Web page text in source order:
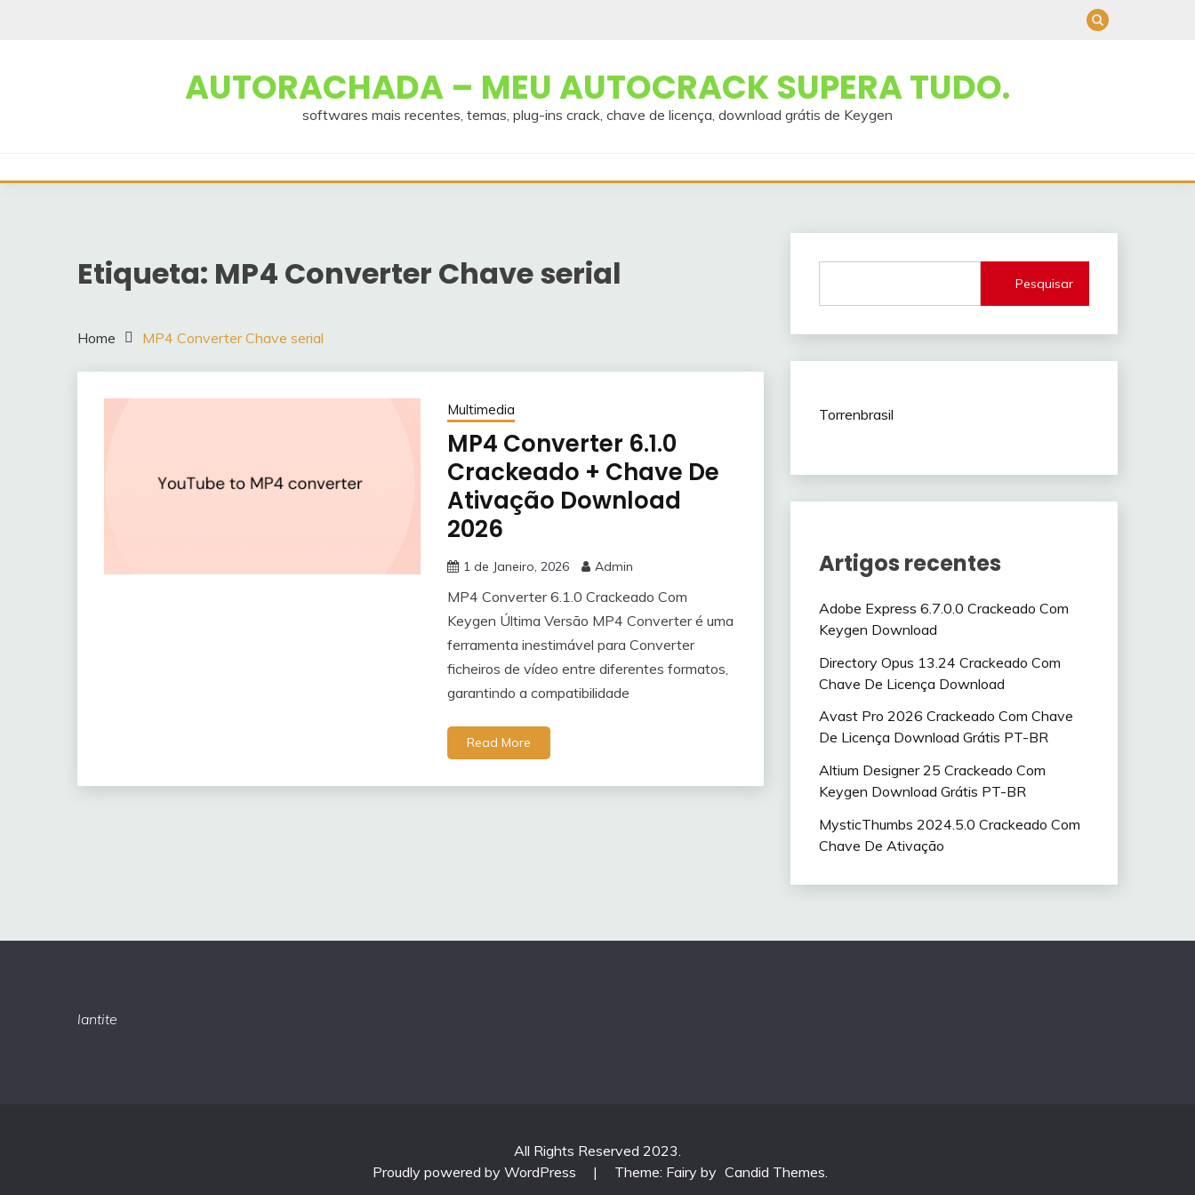
AUTORACHADA – MEU AUTOCRACK SUPERA TUDO.
softwares mais recentes, temas, plug-ins crack, chave de licença, download grátis de Keygen
Etiqueta: MP4 Converter Chave serial
Home MP4 Converter Chave serial
Multimedia
MP4 Converter 6.1.0
Crackeado + Chave De
Ativação Download
2026
1 de Janeiro, 2026 Admin
MP4 Converter 6.1.0 Crackeado Com
Keygen Última Versão MP4 Converter é uma
ferramenta inestimável para Converter
ficheiros de vídeo entre diferentes formatos,
garantindo a compatibilidade
Read More
Pesquisar
Torrenbrasil
Artigos recentes
Adobe Express 6.7.0.0 Crackeado Com
Keygen Download
Directory Opus 13.24 Crackeado Com
Chave De Licença Download
Avast Pro 2026 Crackeado Com Chave
De Licença Download Grátis PT-BR
Altium Designer 25 Crackeado Com
Keygen Download Grátis PT-BR
MysticThumbs 2024.5.0 Crackeado Com
Chave De Ativação
lantite
All Rights Reserved 2023.
Proudly powered by WordPress
| Theme: Fairy by Candid Themes.